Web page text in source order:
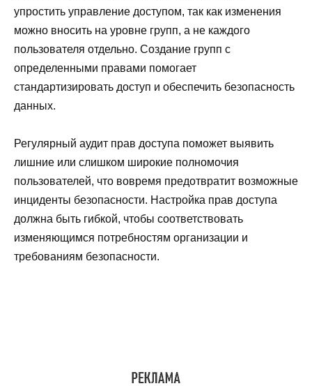
упростить управление доступом, так как изменения
можно вносить на уровне групп, а не каждого
пользователя отдельно. Создание групп с
определенными правами помогает
стандартизировать доступ и обеспечить безопасность
данных.
Регулярный аудит прав доступа поможет выявить
лишние или слишком широкие полномочия
пользователей, что вовремя предотвратит возможные
инциденты безопасности. Настройка прав доступа
должна быть гибкой, чтобы соответствовать
изменяющимся потребностям организации и
требованиям безопасности.